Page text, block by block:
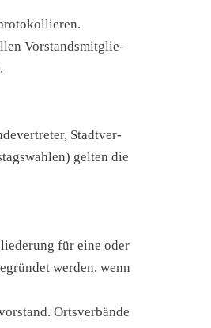
Vor­stands­mit­glie­
Stadt­ver­
gel­ten die
für eine oder
wer­den, wenn
Orts­ver­bän­de